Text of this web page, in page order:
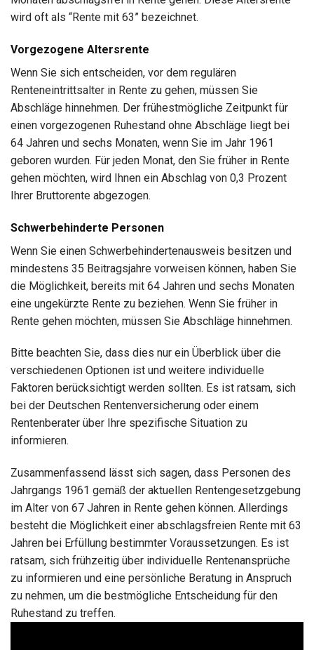
wird oft als “Rente mit 63” bezeichnet.
Vorgezogene Altersrente
Wenn Sie sich entscheiden, vor dem regulären
Renteneintrittsalter in Rente zu gehen, müssen Sie
Abschläge hinnehmen. Der frühestmögliche Zeitpunkt für
einen vorgezogenen Ruhestand ohne Abschläge liegt bei
64 Jahren und sechs Monaten, wenn Sie im Jahr 1961
geboren wurden. Für jeden Monat, den Sie früher in Rente
gehen möchten, wird Ihnen ein Abschlag von 0,3 Prozent
Ihrer Bruttorente abgezogen.
Schwerbehinderte Personen
Wenn Sie einen Schwerbehindertenausweis besitzen und
mindestens 35 Beitragsjahre vorweisen können, haben Sie
die Möglichkeit, bereits mit 64 Jahren und sechs Monaten
eine ungekürzte Rente zu beziehen. Wenn Sie früher in
Rente gehen möchten, müssen Sie Abschläge hinnehmen.
Bitte beachten Sie, dass dies nur ein Überblick über die
verschiedenen Optionen ist und weitere individuelle
Faktoren berücksichtigt werden sollten. Es ist ratsam, sich
bei der Deutschen Rentenversicherung oder einem
Rentenberater über Ihre spezifische Situation zu
informieren.
Zusammenfassend lässt sich sagen, dass Personen des
Jahrgangs 1961 gemäß der aktuellen Rentengesetzgebung
im Alter von 67 Jahren in Rente gehen können. Allerdings
besteht die Möglichkeit einer abschlagsfreien Rente mit 63
Jahren bei Erfüllung bestimmter Voraussetzungen. Es ist
ratsam, sich frühzeitig über individuelle Rentenansprüche
zu informieren und eine persönliche Beratung in Anspruch
zu nehmen, um die bestmögliche Entscheidung für den
Ruhestand zu treffen.